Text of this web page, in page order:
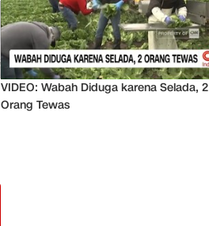
VIDEO: Wabah Diduga karena Selada, 2
Orang Tewas